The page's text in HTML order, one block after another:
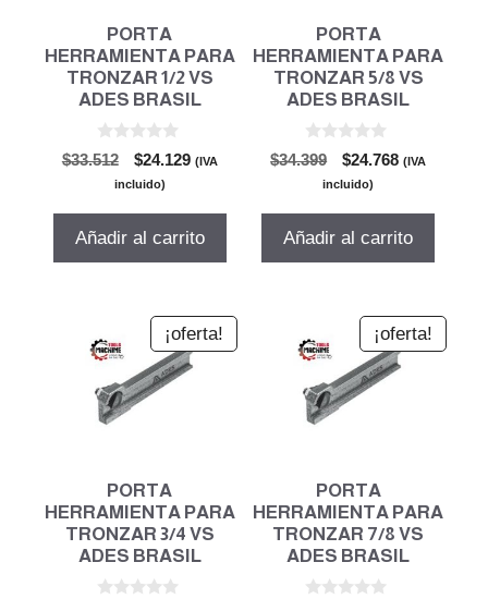
PORTA
HERRAMIENTA PARA
TRONZAR 1/2 VS
ADES BRASIL
0
d
$33.512
El
precio
era:
$24.129El(IVA
incluido)
Añadir al carrito
PORTA
HERRAMIENTA PARA
TRONZAR 5/8 VS
ADES BRASIL
0
d
$34.399
El
precio
era:
$24.768El(IVA
incluido)
Añadir al carrito
¡oferta!
PORTA
HERRAMIENTA PARA
TRONZAR 3/4 VS
ADES BRASIL
¡oferta!
PORTA
HERRAMIENTA PARA
TRONZAR 7/8 VS
ADES BRASIL